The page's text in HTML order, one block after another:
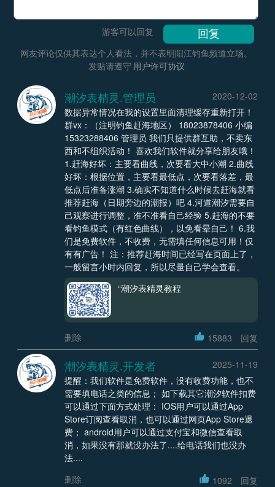
游客可以回复
网友评论仅供其表达个人看法，并不表明阳江钓鱼频道立场。
发贴请遵守 用户许可协议
潮汐表精灵.管理员
2020-12-02
数据异常情况在我的设置里面清理缓存重新打开！
群vx：（注明钓鱼赶海地区） 18023878406 小编
15323288406 管理员 我们只提供群互助，不卖东
西和不组织活动！ 喜欢我们软件就分享给朋友哦！
1.赶海好坏：主要看曲线，次要看大中小潮 2.曲线
好坏：根据位置，主要看最低点，次要看落差，最
低点后准备涨潮 3.确实不知道什么时候去赶海就看
推荐赶海（日期旁边的潮报）吧 4.河道潮汐需要自
己观察进行调整，准不准看自己经验 5.赶海的不要
看钓鱼模式（有红色曲线），以免看晕自己！ 6.我
们是免费软件，不收费，无需填任何信息可用！仅
有有广告！ 注：推荐赶海时间已经写在页面上了，
一般留言小时内回复，所以尽量自己学会查看。
“潮汐表精灵教程
删除 15883 回复
潮汐表精灵.开发者
2025-11-19
提醒：我们软件是免费软件，没有收费功能，也不
需要填电话之类的信息； 如下载其它潮汐软件扣费
可以通过下面方式处理： IOS用户可以通过App
Store订阅查看取消，也可以通过网页App Store退
费； android用户可以通过支付宝和微信查看取
消，如果没有那就没办法了....给电话我们也没办
法....
删除
1092 回复